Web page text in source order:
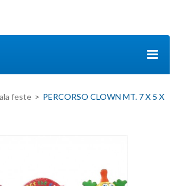
feste > PERCORSO CLOWN MT. 7 X 5 X